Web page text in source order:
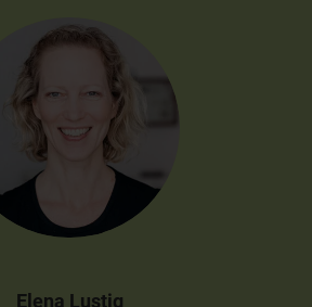
Elena Lustig